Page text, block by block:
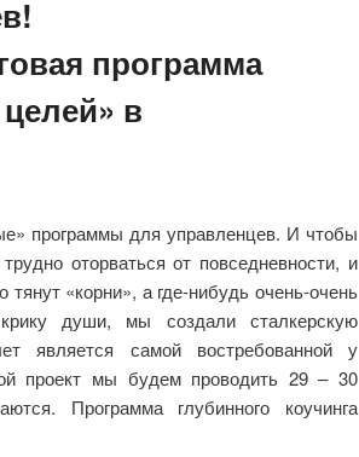
программа
в
программы для управленцев. И чтобы
оторваться от повседневности, и
«корни», а где-нибудь очень-очень
души, мы создали сталкерскую
является самой востребованной у
проект мы будем проводить 29 – 30
Программа глубинного коучинга